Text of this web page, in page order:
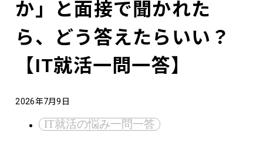
か」と面接で聞かれた
ら、どう答えたらいい？
【IT就活一問一答】
2026年7月9日
IT就活の悩み一問一答